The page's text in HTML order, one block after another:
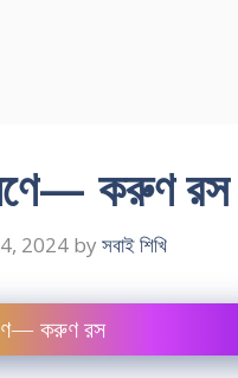
করুণ রস
2024 by সবাই শিখি
করুণ রস